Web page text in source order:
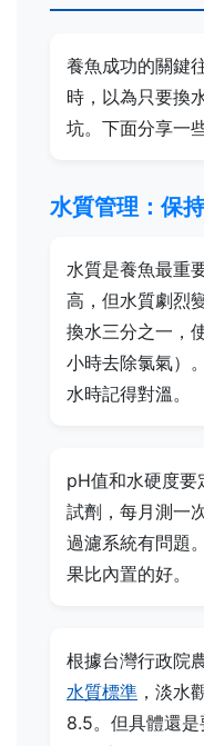
養魚成功的關鍵
時，以為只要換
坑。下面分享一
水質管理：保
水質是養魚最重
高，但水質劇烈
換水三分之一，
小時去除氯氣）
水時記得對溫。
pH值和水硬度要
試劑，每月測一
過濾系統有問題
果比內置的好。
根據台灣行政院
水質標準 ，淡水
8.5。但具體還